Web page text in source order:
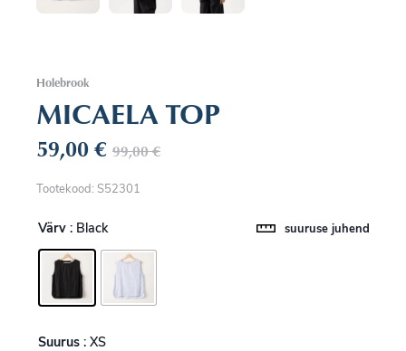
Holebrook
MICAELA TOP
59,00€ 99,00€
Tootekood: S52301
Värv : Black
Suurus : XS
suuruse juhend